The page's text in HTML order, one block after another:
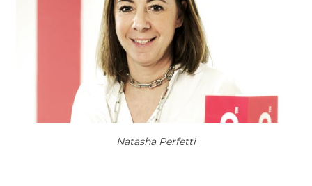
Natasha Perfetti